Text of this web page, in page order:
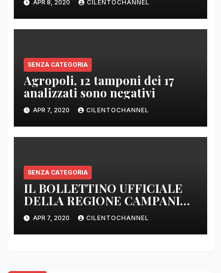
E SENZA PRESIDI”
APR 8, 2020 CILENTOCHANNEL
SENZA CATEGORIA
Agropoli, 12 tamponi dei 17
analizzati sono negativi
APR 7, 2020 CILENTOCHANNEL
SENZA CATEGORIA
IL BOLLETTINO UFFICIALE
DELLA REGIONE CAMPANIA
DELLE ORE 22.00
APR 7, 2020 CILENTOCHANNEL